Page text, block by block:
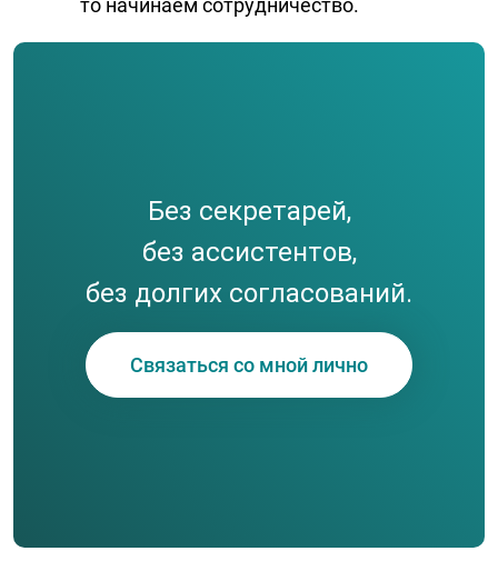
Без секретарей,
без ассистентов,
без долгих согласований.
Связаться со мной лично